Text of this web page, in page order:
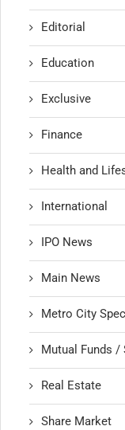
Editorial
Education
Exclusive
Finance
Health and
International
IPO News
Main News
Metro City
Mutual Funds /
Real Estate
Share Market